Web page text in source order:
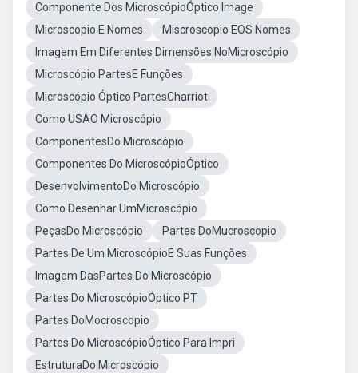
Componente Dos MicroscópioÓptico Image
Microscopio E Nomes
Miscroscopio EOS Nomes
Imagem Em Diferentes Dimensões NoMicroscópio
Microscópio PartesE Funções
Microscópio Óptico PartesCharriot
Como USAO Microscópio
ComponentesDo Microscópio
Componentes Do MicroscópioÓptico
DesenvolvimentoDo Microscópio
Como Desenhar UmMicroscópio
PeçasDo Microscópio
Partes DoMucroscopio
Partes De Um MicroscópioE Suas Funções
Imagem DasPartes Do Microscópio
Partes Do MicroscópioÓptico PT
Partes DoMocroscopio
Partes Do MicroscópioÓptico Para Impri
EstruturaDo Microscópio